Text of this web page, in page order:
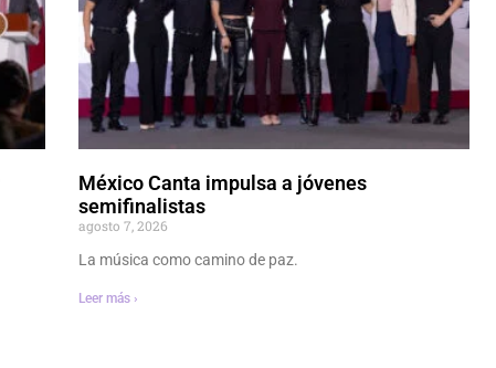
México Canta impulsa a jóvenes
semifinalistas
agosto 7, 2026
La música como camino de paz.
Leer más ›